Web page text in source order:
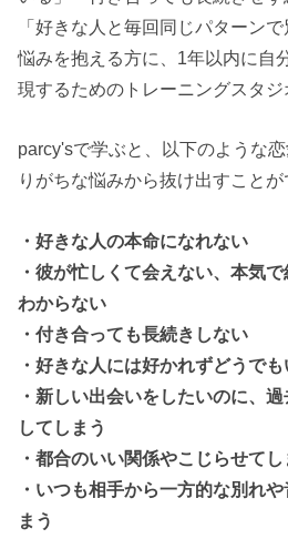
「好きな人と毎回同じパターン
悩みを抱える方に、1年以内に自
現するためのトレーニングスタジ
parcy'sで学ぶと、以下のような
りがちな悩みから抜け出すことが
・好きな人の本命になれない
・彼が忙しくて会えない、本気
わからない
・付き合っても長続きしない
・好きな人には好かれずどうで
・新しい出会いをしたいのに、
してしまう
・都合のいい関係やこじらせてし
・いつも相手から一方的な別れ
まう